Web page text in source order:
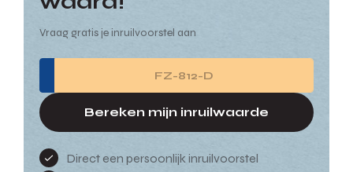
Vraag gratis je inruilvoorstel aan
Bereken mijn inruilwaarde
Direct een persoonlijk inruilvoorstel